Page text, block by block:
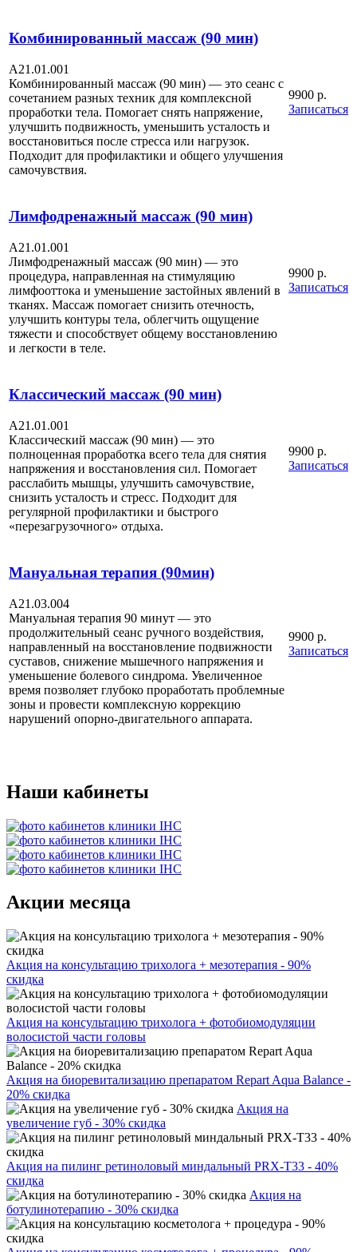
Комбинированный массаж (90 мин)
A21.01.001
Комбинированный массаж (90 мин) — это сеанс с
сочетанием разных техник для комплексной
проработки тела. Помогает снять напряжение,
улучшить подвижность, уменьшить усталость и
восстановиться после стресса или нагрузок.
Подходит для профилактики и общего улучшения
самочувствия.
9900 р.
Записаться
Лимфодренажный массаж (90 мин)
A21.01.001
Лимфодренажный массаж (90 мин) — это
процедура, направленная на стимуляцию
лимфооттока и уменьшение застойных явлений в
тканях. Массаж помогает снизить отечность,
улучшить контуры тела, облегчить ощущение
тяжести и способствует общему восстановлению
и легкости в теле.
9900 р.
Записаться
Классический массаж (90 мин)
A21.01.001
Классический массаж (90 мин) — это
полноценная проработка всего тела для снятия
напряжения и восстановления сил. Помогает
расслабить мышцы, улучшить самочувствие,
снизить усталость и стресс. Подходит для
регулярной профилактики и быстрого
«перезагрузочного» отдыха.
9900 р.
Записаться
Мануальная терапия (90мин)
A21.03.004
Мануальная терапия 90 минут — это
продолжительный сеанс ручного воздействия,
направленный на восстановление подвижности
суставов, снижение мышечного напряжения и
уменьшение болевого синдрома. Увеличенное
время позволяет глубоко проработать проблемные
зоны и провести комплексную коррекцию
нарушений опорно-двигательного аппарата.
9900 р.
Записаться
Наши кабинеты
Акции месяца
Акция на консультацию трихолога + мезотерапия - 90%
скидка
Акция на консультацию трихолога + фотобиомодуляции
волосистой части головы
Акция на биоревитализацию препаратом Repart Aqua Balance -
20% скидка
Акция на
увеличение губ - 30% скидка
Акция на пилинг ретиноловый миндальный PRX-T33 - 40%
скидка
Акция на
ботулинотерапию - 30% скидка